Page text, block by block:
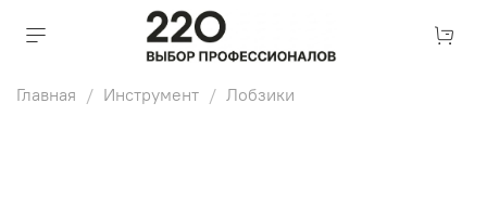
Главная Инструмент Лобзики